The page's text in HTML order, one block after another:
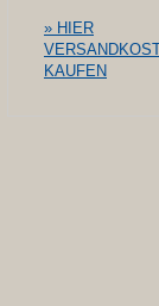
» HIER
KAUFEN